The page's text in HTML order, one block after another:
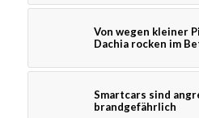
Von wegen kleiner
Dachia rocken im
Smartcars sind
brandgefährlich